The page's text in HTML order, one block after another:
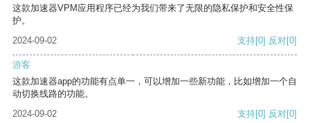
这款加速器VPM应用程序已经为我们带来了无限的隐私保护和安全性保
护。
2024-09-02
支持[0] 反对[0]
游客
这款加速器app的功能有点单一，可以增加一些新功能，比如增加一个自
动切换线路的功能。
2024-09-02
支持[0] 反对[0]